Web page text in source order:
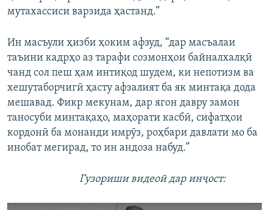
мутахассиси варзида ҳастанд.”
Ин масъули ҳизби ҳоким афзуд, “дар масъалаи
таъини кадрҳо аз тарафи созмонҳои байналхалқӣ
чанд сол пеш ҳам интиқод шудем, ки непотизм ва
хешутаборчигӣ ҳасту афзалият ба як минтақа дода
мешавад. Фикр мекунам, дар ягон давру замон
таносуби минтақаҳо, маҳорати касбӣ, сифатҳои
кордонӣ ба монанди имрӯз, роҳбари давлати мо ба
инобат мегирад, то ин андоза набуд.”
Гузориши видеоӣ дар инҷост: